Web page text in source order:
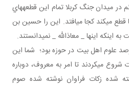
در ميدان جنگ کربلا تمام اين قطعه هاي
مي کند کجا مي افتد. اين را حسين بن
اينکه اينها _ معاذالله _ نمي دانستند.
قبول بکنيم که قبلاً 25 درصد علوم اهل بيت در حوزه بود؛ شما اين
شروع مي کردند تا امر به معروف، دوباره
شده زکات فراوان نوشته شده صوم